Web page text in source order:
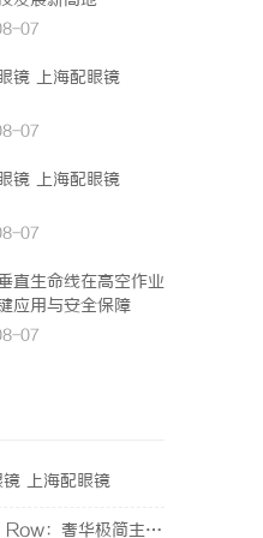
07
镜 上海配眼镜
07
镜 上海配眼镜
07
直生命线在高空作业
应用与安全保障
07
上海配眼镜
极简主义时尚品牌的崛起与魅力解析